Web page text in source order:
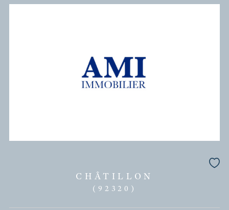
L'AGENCE VOUS PROPOSE
ses biens